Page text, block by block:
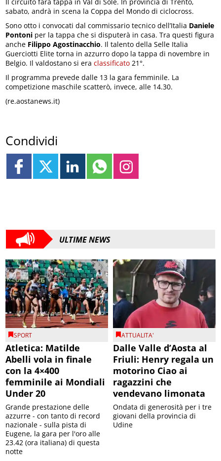
sabato, andrà in scena la Coppa del Mondo di ciclocross.
Sono otto i convocati dal commissario tecnico dell’Italia Daniele
Pontoni per la tappa che si disputerà in casa. Tra questi figura
anche Filippo Agostinacchio. Il talento della Selle Italia
Guerciotti Elite torna in azzurro dopo la tappa di novembre in
Belgio. Il valdostano si eraclassificato 21°.
Il programma prevede dalle 13 la gara femminile. La
competizione maschile scatterò, invece, alle 14.30.
(re.aostanews.it)
Condividi
ULTIME NEWS
SPORT
Atletica: Matilde
Abelli vola in finale
con la 4×400
femminile ai Mondiali
Under 20
Grande prestazione delle
azzurre - con tanto di record
nazionale - sulla pista di
Eugene, la gara per l'oro alle
23.42 (ora italiana) di questa
notte
ATTUALITA'
Dalle Valle d’Aosta al
Friuli: Henry regala un
motorino Ciao ai
ragazzini che
vendevano limonata
Ondata di generosità per i tre
giovani della provincia di
Udine